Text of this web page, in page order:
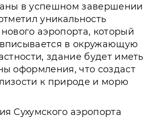
в успешном завершении
уникальность
аэропорта, который
в окружающую
здание будет иметь
оформления, что создаст
к природе и морю
Сухумского аэропорта